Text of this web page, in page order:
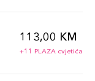
113,00 KM
+11 PLAZA cvjetića